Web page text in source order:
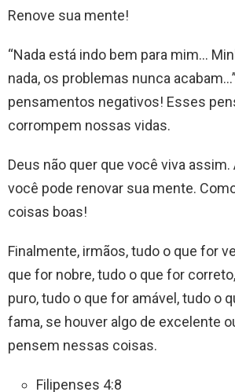
Renove sua mente!
“Nada está indo bem para mim…
nada, os problemas nunca
pensamentos negativos! Esses
corrompem nossas vidas.
Deus não quer que você viva assim.
você pode renovar sua mente.
coisas boas!
Finalmente, irmãos, tudo o que for
que for nobre, tudo o que for
puro, tudo o que for amável, tudo o
fama, se houver algo de excelente
pensem nessas coisas.
Filipenses 4:8